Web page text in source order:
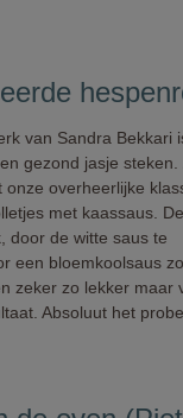
van Sandra Bekkari
gezond jasje steken.
onze overheerlijke
met kaassaus.
door de witte saus te
een bloemkoolsaus
zeker zo lekker maar
Absoluut het